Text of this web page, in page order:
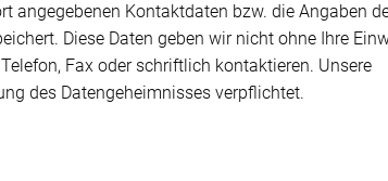
angegebenen Kontaktdaten bzw. die Angaben
Diese Daten geben wir nicht ohne Ihre
Fax oder schriftlich kontaktieren. Unsere
des Datengeheimnisses verpflichtet.